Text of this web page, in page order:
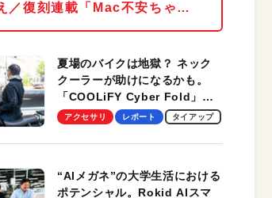
／復刻連載「Mac不安ちゃ…
夏場のバイクは地獄？ ネック
クーラーが助けになるかも。
「COOLiFY Cyber Fold」レ
ビュー。冷却の速さ、密着する
性がグッド！
アクセサリ レポート タイアップ
“AIメガネ”の大学生活における
ポテンシャル。Rokid AIスマ